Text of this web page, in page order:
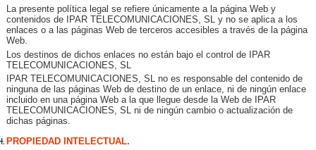
La presente política legal se refiere únicamente a la página Web y
contenidos de IPAR TELECOMUNICACIONES, SL y no se aplica a los
enlaces o a las páginas Web de terceros accesibles a través de la página
Web.
Los destinos de dichos enlaces no están bajo el control de IPAR
TELECOMUNICACIONES, SL
IPAR TELECOMUNICACIONES, SL no es responsable del contenido de
ninguna de las páginas Web de destino de un enlace, ni de ningún enlace
incluido en una página Web a la que llegue desde la Web de IPAR
TELECOMUNICACIONES, SL ni de ningún cambio o actualización de
dichas páginas.
PROPIEDAD INTELECTUAL.